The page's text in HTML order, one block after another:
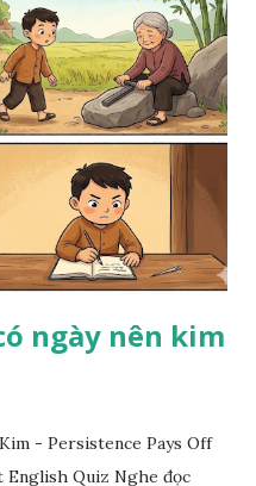
ngày nên kim
- Persistence Pays Off
English Quiz Nghe đọc